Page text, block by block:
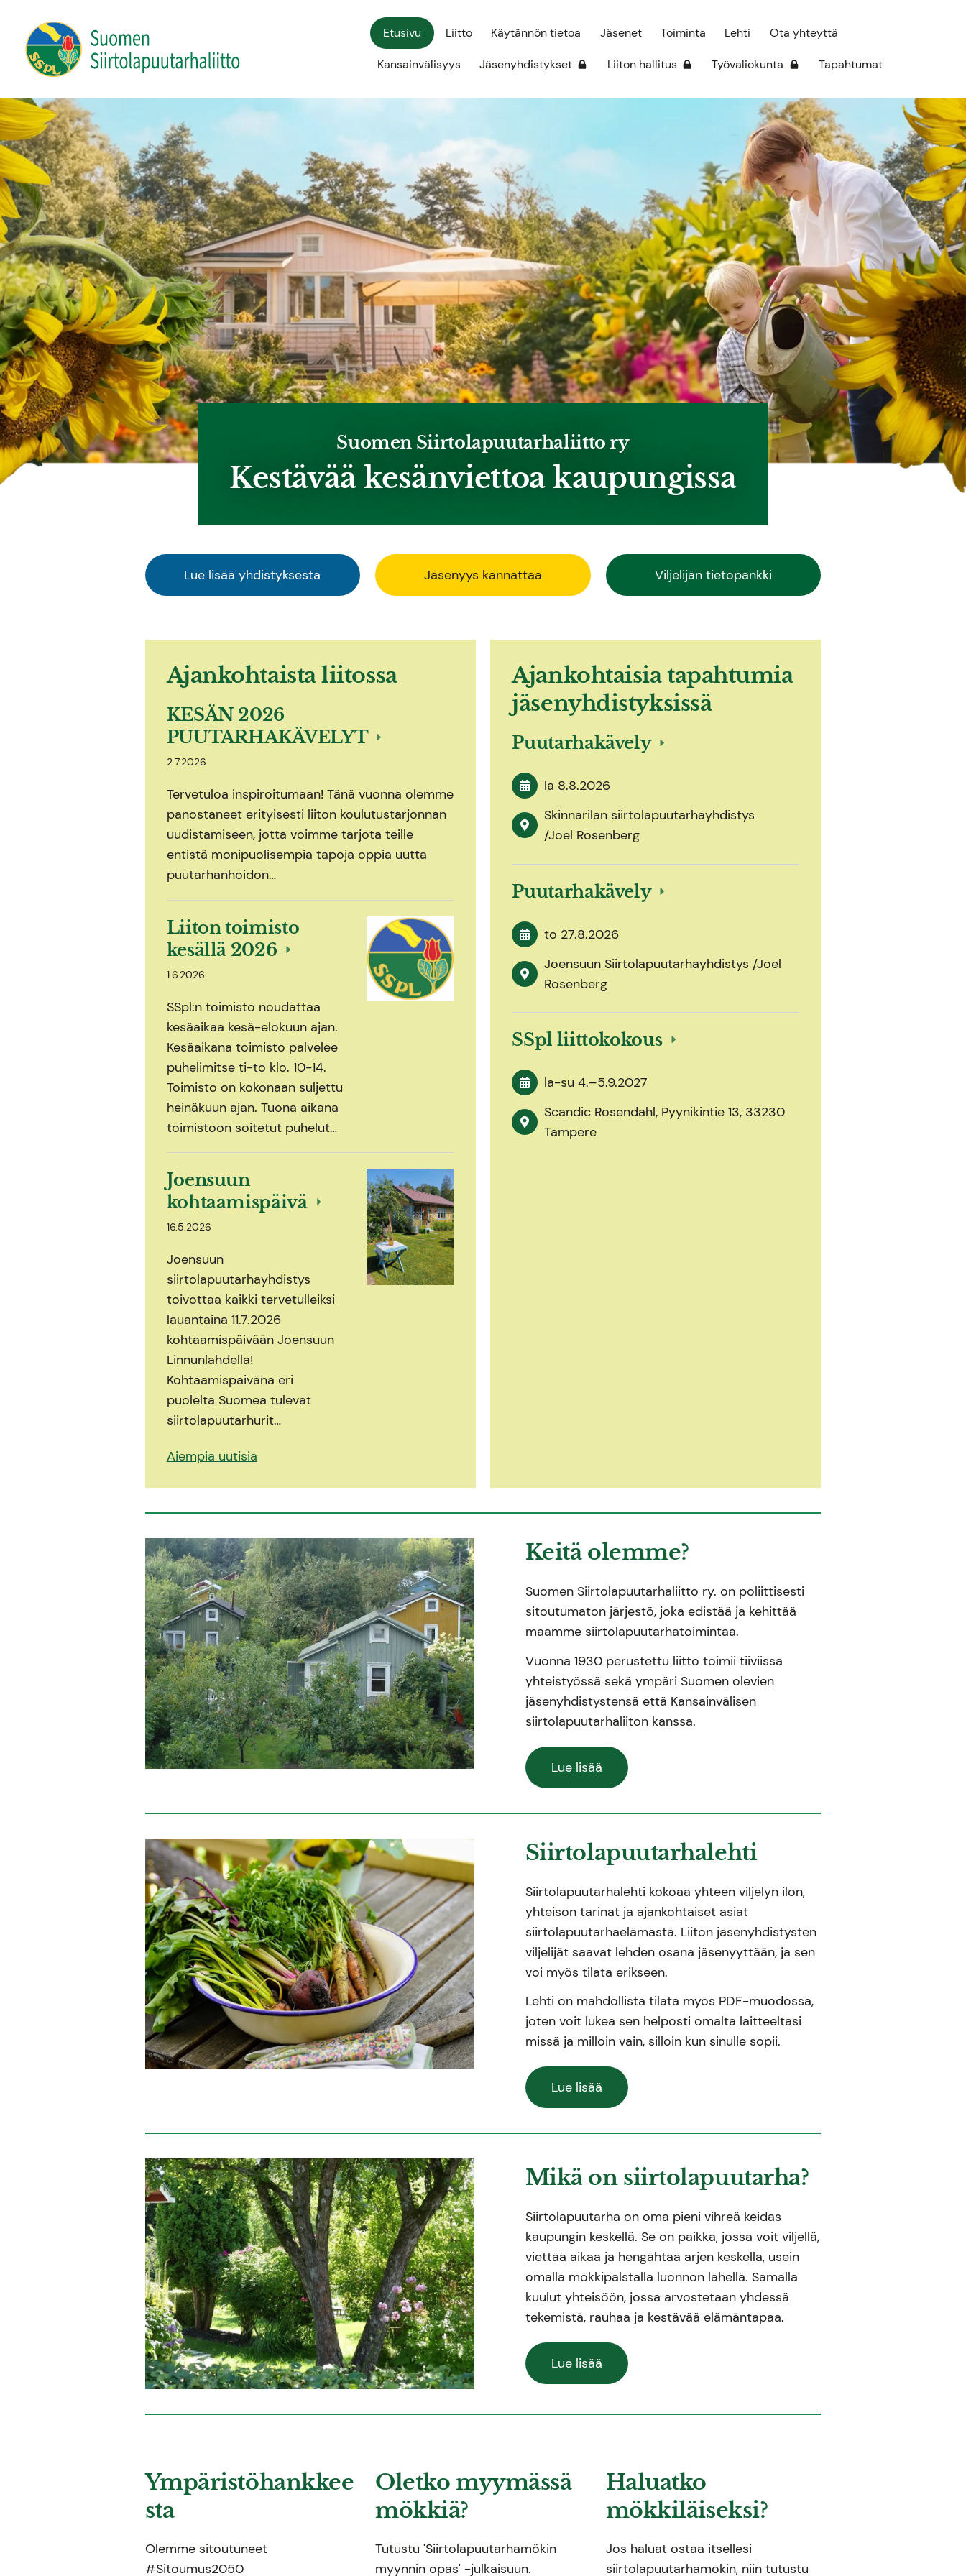
sivun
sisältöön
Suomen Siirtolapuutarhaliitto ry
Etusivu Liitto Käytännön tietoa Jäsenet Toiminta Lehti Ota yhteyttä
Kansainvälisyys Jäsenyhdistykset Liiton hallitus Työvaliokunta Tapahtumat
Suomen Siirtolapuutarhaliitto ry
Kestävää kesänviettoa kaupungissa
Lue lisää yhdistyksestä Jäsenyys kannattaa Viljelijän tietopankki
Ajankohtaista liitossa
KESÄN 2026
PUUTARHAKÄVELYT
2.7.2026
Tervetuloa inspiroitumaan! Tänä vuonna olemme
panostaneet erityisesti liiton koulutustarjonnan
uudistamiseen, jotta voimme tarjota teille
entistä monipuolisempia tapoja oppia uutta
puutarhanhoidon…
Liiton toimisto
kesällä 2026
1.6.2026
SSpl:n toimisto noudattaa
kesäaikaa kesä-elokuun ajan.
Kesäaikana toimisto palvelee
puhelimitse ti-to klo. 10-14.
Toimisto on kokonaan suljettu
heinäkuun ajan. Tuona aikana
toimistoon soitetut puhelut…
Joensuun
kohtaamispäivä
16.5.2026
Joensuun
siirtolapuutarhayhdistys
toivottaa kaikki tervetulleiksi
lauantaina 11.7.2026
kohtaamispäivään Joensuun
Linnunlahdella!
Kohtaamispäivänä eri
puolelta Suomea tulevat
siirtolapuutarhurit…
Aiempia uutisia
Ajankohtaisia tapahtumia
jäsenyhdistyksissä
Puutarhakävely
la 8.8.2026
Skinnarilan siirtolapuutarhayhdistys
/Joel Rosenberg
Puutarhakävely
to 27.8.2026
Joensuun Siirtolapuutarhayhdistys /Joel
Rosenberg
SSpl liittokokous
la-su4.–5.9.2027
Scandic Rosendahl, Pyynikintie 13, 33230
Tampere
Keitä olemme?
Suomen Siirtolapuutarhaliitto ry. on poliittisesti
sitoutumaton järjestö, joka edistää ja kehittää
maamme siirtolapuutarhatoimintaa.
Vuonna 1930 perustettu liitto toimii tiiviissä
yhteistyössä sekä ympäri Suomen olevien
jäsenyhdistystensä että Kansainvälisen
siirtolapuutarhaliiton kanssa.
Lue lisää
Siirtolapuutarhalehti
Siirtolapuutarhalehti kokoaa yhteen viljelyn ilon,
yhteisön tarinat ja ajankohtaiset asiat
siirtolapuutarhaelämästä. Liiton jäsenyhdistysten
viljelijät saavat lehden osana jäsenyyttään, ja sen
voi myös tilata erikseen.
Lehti on mahdollista tilata myös PDF-muodossa,
joten voit lukea sen helposti omalta laitteeltasi
missä ja milloin vain, silloin kun sinulle sopii.
Lue lisää
Mikä on siirtolapuutarha?
Siirtolapuutarha on oma pieni vihreä keidas
kaupungin keskellä. Se on paikka, jossa voit viljellä,
viettää aikaa ja hengähtää arjen keskellä, usein
omalla mökkipalstalla luonnon lähellä. Samalla
kuulut yhteisöön, jossa arvostetaan yhdessä
tekemistä, rauhaa ja kestävää elämäntapaa.
Lue lisää
Ympäristöhankkee
sta
Olemme sitoutuneet
#Sitoumus2050
Oletko myymässä
mökkiä?
Tutustu 'Siirtolapuutarhamökin
myynnin opas' -julkaisuun.
Haluatko
mökkiläiseksi?
Jos haluat ostaa itsellesi
siirtolapuutarhamökin, niin tutustu